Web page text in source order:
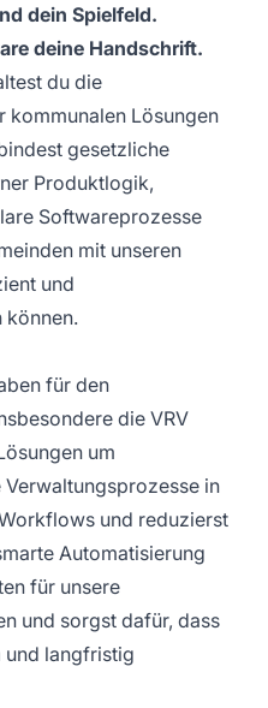
dein Spielfeld.
deine Handschrift.
du die
kommunalen Lösungen
gesetzliche
Produktlogik,
Softwareprozesse
mit unseren
und
können.
für den
die VRV
um
in
und reduzierst
Automatisierung
für unsere
und sorgst dafür, dass
langfristig